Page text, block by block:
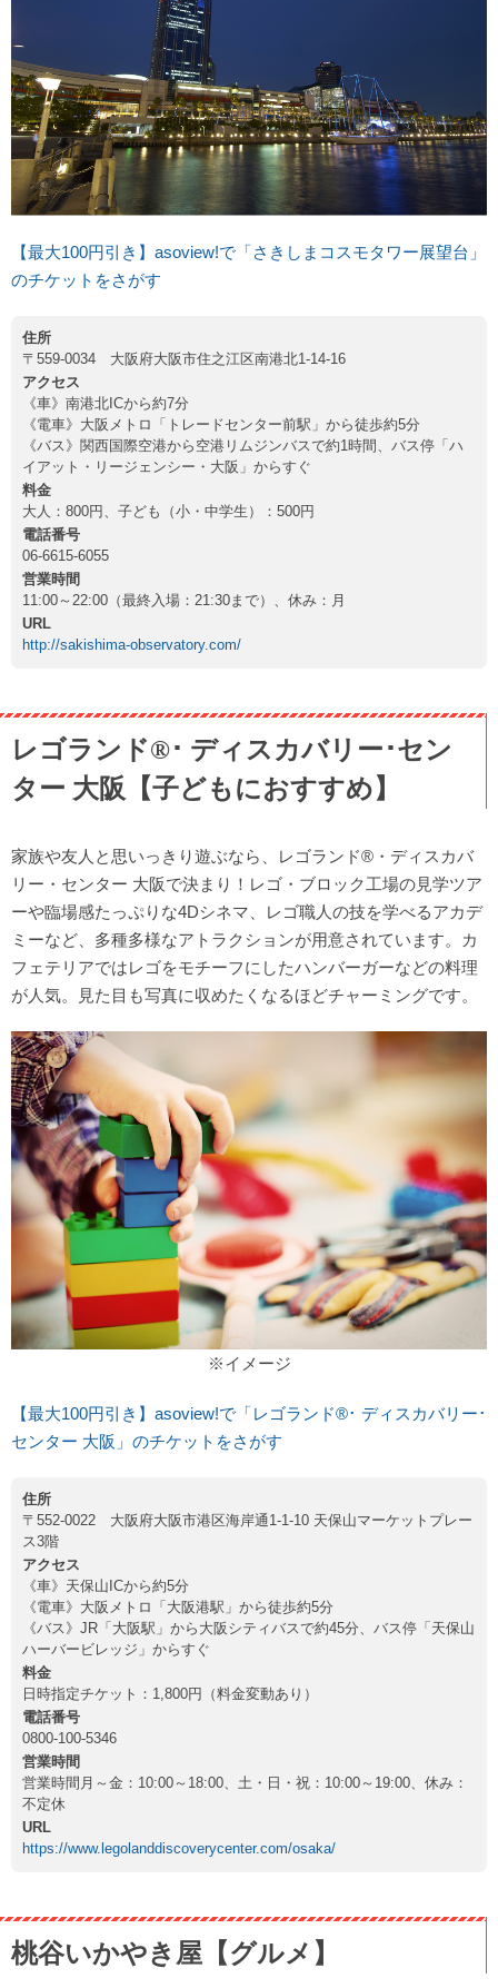
【最大100円引き】asoview!で「さきしまコスモタワー展望台」
のチケットをさがす
住所
〒559-0034 大阪府大阪市住之江区南港北1-14-16
アクセス
《車》南港北ICから約7分
《電車》大阪メトロ「トレードセンター前駅」から徒歩約5分
《バス》関西国際空港から空港リムジンバスで約1時間、バス停「ハ
イアット・リージェンシー・大阪」からすぐ
料金
大人：800円、子ども（小・中学生）：500円
電話番号
06-6615-6055
営業時間
11:00～22:00（最終入場：21:30まで）、休み：月
URL
http://sakishima-observatory.com/
レゴランド®･ ディスカバリー･セン
ター 大阪【子どもにおすすめ】
家族や友人と思いっきり遊ぶなら、レゴランド®・ディスカバ
リー・センター 大阪で決まり！レゴ・ブロック工場の見学ツア
ーや臨場感たっぷりな4Dシネマ、レゴ職人の技を学べるアカデ
ミーなど、多種多様なアトラクションが用意されています。カ
フェテリアではレゴをモチーフにしたハンバーガーなどの料理
が人気。見た目も写真に収めたくなるほどチャーミングです。
※イメージ
【最大100円引き】asoview!で「レゴランド®･ ディスカバリー･
センター 大阪」のチケットをさがす
住所
〒552-0022 大阪府大阪市港区海岸通1-1-10 天保山マーケットプレー
ス3階
アクセス
《車》天保山ICから約5分
《電車》大阪メトロ「大阪港駅」から徒歩約5分
《バス》JR「大阪駅」から大阪シティバスで約45分、バス停「天保山
ハーバービレッジ」からすぐ
料金
日時指定チケット：1,800円（料金変動あり）
電話番号
0800-100-5346
営業時間
営業時間月～金：10:00～18:00、土・日・祝：10:00～19:00、休み：
不定休
URL
https://www.legolanddiscoverycenter.com/osaka/
桃谷いかやき屋【グルメ】